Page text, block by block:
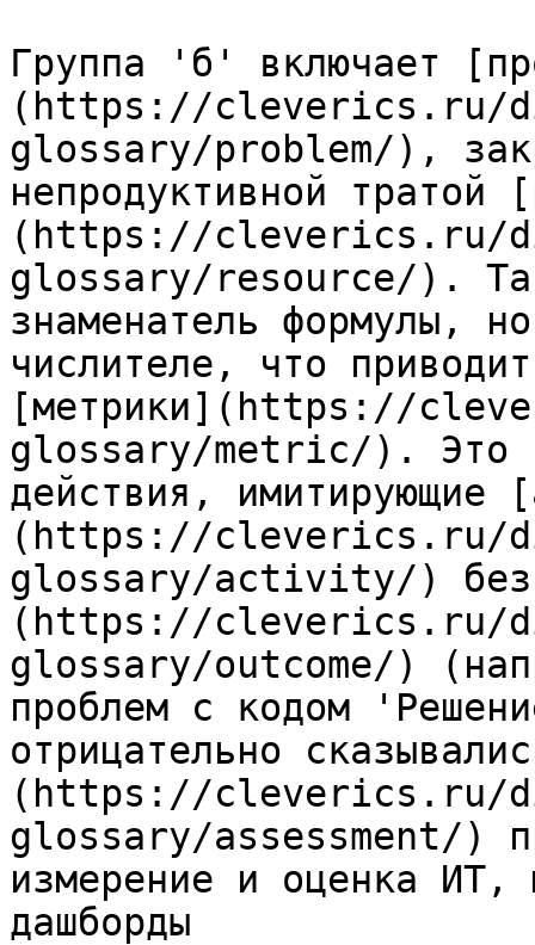
Группа 'б' включает
(https://cleverics.ru/
glossary/problem/),
непродуктивной тратой
(https://cleverics.ru/
glossary/resource/).
знаменатель формулы,
числителе, что
[метрики](https://
glossary/metric/). Это
действия, имитирующие
(https://cleverics.ru/
glossary/activity/) без
(https://cleverics.ru/
glossary/outcome/)
проблем с кодом
отрицательно
(https://cleverics.ru/
glossary/assessment/)
измерение и оценка
дашборды